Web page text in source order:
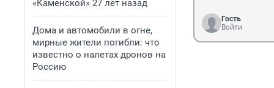
«Каменской» 27 лет назад
Дома и автомобили в огне,
мирные жители погибли: что
известно о налетах дронов на
Россию
Гость
Войти